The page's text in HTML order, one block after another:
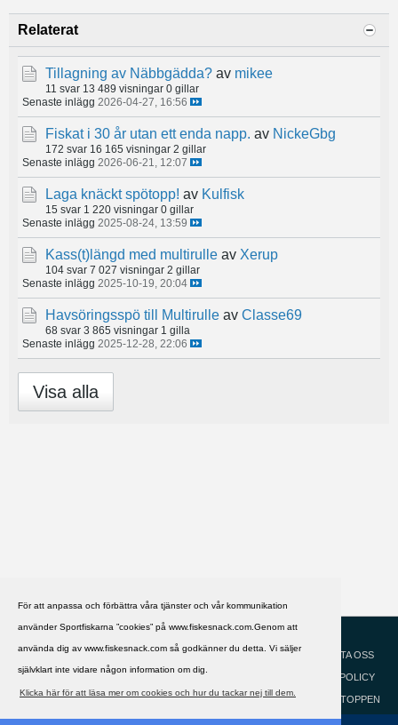
För att anpassa och förbättra våra tjänster och vår kommunikation
använder Sportfiskarna ”cookies” på www.fiskesnack.com.Genom att
använda dig av www.fiskesnack.com så godkänner du detta. Vi säljer
självklart inte vidare någon information om dig.
Klicka här för att läsa mer om cookies och hur du tackar nej till dem.
Relaterat
Tillagning av Näbbgädda? av mikee
11 svar 13 489 visningar 0 gillar
Senaste inlägg 2026-04-27, 16:56
Fiskat i 30 år utan ett enda napp. av NickeGbg
172 svar 16 165 visningar 2 gillar
Senaste inlägg 2026-06-21, 12:07
Laga knäckt spötopp! av Kulfisk
15 svar 1 220 visningar 0 gillar
Senaste inlägg 2025-08-24, 13:59
Kass(t)längd med multirulle av Xerup
104 svar 7 027 visningar 2 gillar
Senaste inlägg 2025-10-19, 20:04
Havsöringsspö till Multirulle av Classe69
68 svar 3 865 visningar 1 gilla
Senaste inlägg 2025-12-28, 22:06
Visa alla
HJÄLP
KONTAKTA OSS
COOKIEPOLICY
GÅ TILL TOPPEN